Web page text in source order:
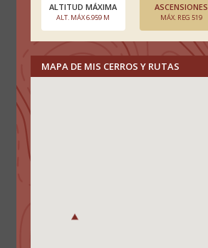
ALTITUD MÁXIMA
ALT. MÁX 6.959 M
ASCENSIONES
MÁX. REG 519
MAPA DE MIS CERROS Y RUTAS